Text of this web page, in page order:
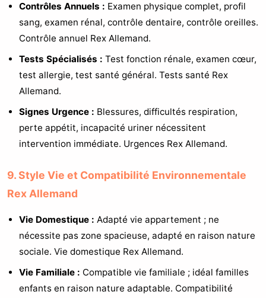
Contrôles Annuels : Examen physique complet, profil
sang, examen rénal, contrôle dentaire, contrôle oreilles.
Contrôle annuel Rex Allemand.
Tests Spécialisés : Test fonction rénale, examen cœur,
test allergie, test santé général. Tests santé Rex
Allemand.
Signes Urgence : Blessures, difficultés respiration,
perte appétit, incapacité uriner nécessitent
intervention immédiate. Urgences Rex Allemand.
9. Style Vie et Compatibilité Environnementale
Rex Allemand
Vie Domestique : Adapté vie appartement ; ne
nécessite pas zone spacieuse, adapté en raison nature
sociale. Vie domestique Rex Allemand.
Vie Familiale : Compatible vie familiale ; idéal familles
enfants en raison nature adaptable. Compatibilité